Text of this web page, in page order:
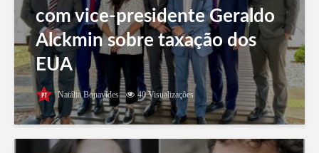
com vice-presidente Geraldo
Alckmin sobre taxação dos
EUA
Natália Bonavides 40 Visualizações